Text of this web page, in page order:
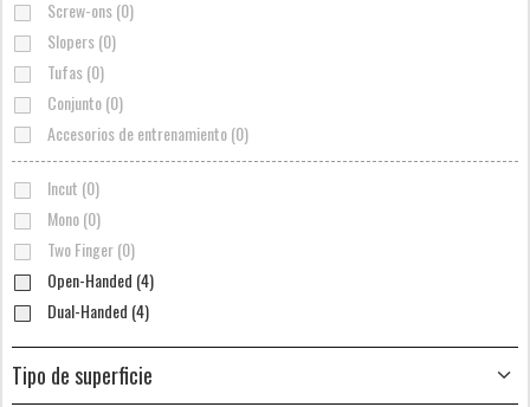
Screw-ons (0)
Slopers (0)
Tufas (0)
Conjunto (0)
Accesorios de entrenamiento (0)
Incut (0)
Mono (0)
Two Finger (0)
Open-Handed (4)
Dual-Handed (4)
Tipo de superficie